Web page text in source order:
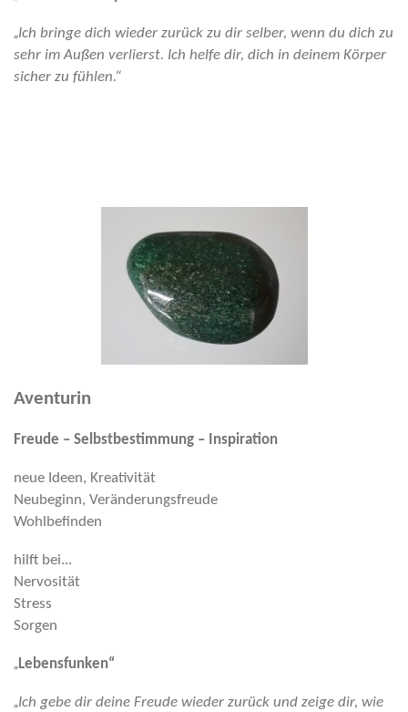
„Ich bringe dich wieder zurück zu dir selber, wenn du dich zu
sehr im Außen verlierst. Ich helfe dir, dich in deinem Körper
sicher zu fühlen.“
Aventurin
Freude – Selbstbestimmung – Inspiration
neue Ideen, Kreativität
Neubeginn, Veränderungsfreude
Wohlbefinden
hilft bei...
Nervosität
Stress
Sorgen
„Lebensfunken“
„Ich gebe dir deine Freude wieder zurück und zeige dir, wie